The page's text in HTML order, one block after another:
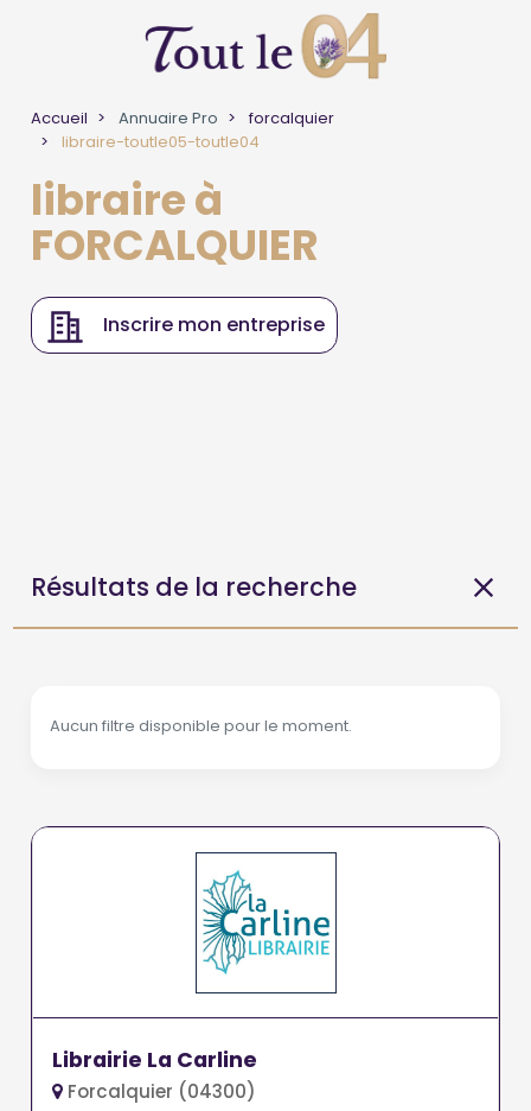
Accueil Annuaire Pro
forcalquier
libraire-toutle05-toutle04
libraire à
FORCALQUIER
Inscrire mon entreprise
Résultats de la recherche
Aucun filtre disponible pour le moment.
Librairie La Carline
Forcalquier (04300)